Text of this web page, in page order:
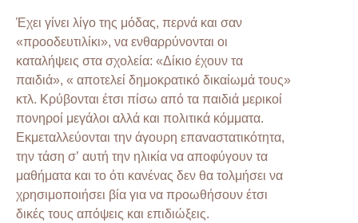
Έχει γίνει λίγο της μόδας, περνά και σαν
«προοδευτιλίκι», να ενθαρρύνονται οι
καταλήψεις στα σχολεία: «Δίκιο έχουν τα
παιδιά», « αποτελεί δημοκρατικό δικαίωμά τους»
κτλ. Κρύβονται έτσι πίσω από τα παιδιά μερικοί
πονηροί μεγάλοι αλλά και πολιτικά κόμματα.
Εκμεταλλεύονται την άγουρη επαναστατικότητα,
την τάση σ’ αυτή την ηλικία να αποφύγουν τα
μαθήματα και το ότι κανένας δεν θα τολμήσει να
χρησιμοποιήσει βία για να προωθήσουν έτσι
δικές τους απόψεις και επιδιώξεις.